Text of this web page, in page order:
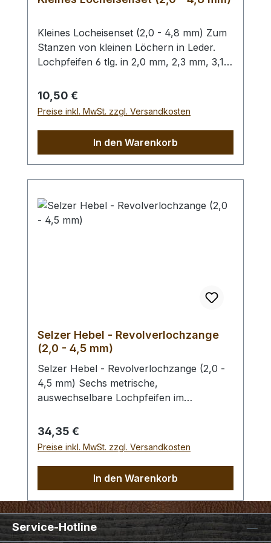
Kleines Locheisenset (2,0 - 4,8 mm) Zum
Stanzen von kleinen Löchern in Leder.
Lochpfeifen 6 tlg. in 2,0 mm, 2,3 mm, 3,1
benutzen Sie zum Schlagen unbedingt
einen geeigneten Hammer (keinen
Stahlhammer) und eine geeignete
eine Beschädigung des Werkzeugs
auszuschliessen, siehe Zubehör.
Regulärer Preis:
10,50 €
Preise inkl. MwSt. zzgl. Versandkosten
In den Warenkorb
Selzer Hebel - Revolverlochzange
(2,0 - 4,5 mm)
Selzer Hebel - Revolverlochzange (2,0 -
4,5 mm) Sechs metrische,
auswechselbare Lochpfeifen im
4,0 und 4,5 mm. Mit Sichtfenster für
gewählten Lochdurchmesser.
Automatischer Feststeller, Oberfläche
Kunststoffgriffen. Höchste Qualität,
patentrechtlich geschützt, hergestellt in
Remscheid / Deutschland. Mit der aktiven
Hebel-Übersetzung haben Sie eine
Regulärer Preis:
34,35 €
Preise inkl. MwSt. zzgl. Versandkosten
In den Warenkorb
Service-Hotline